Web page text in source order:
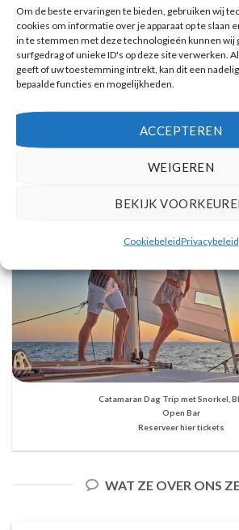
Om de beste ervaringen te bieden, gebruiken wij
cookies om informatie over je apparaat op te slaan
in te stemmen met deze technologieën kunnen wij
surfgedrag of unieke ID's op deze site verwerken.
geeft of uw toestemming intrekt, kan dit een
bepaalde functies en mogelijkheden.
ACCEPTEREN
WEIGEREN
BEKIJK
CookiebeleidPrivacybeleid
Reserveer hier tickets
Catamaran Dag Trip met Snorkel,
Open Bar
Reserveer hier tickets
WAT ZE OVER ONS